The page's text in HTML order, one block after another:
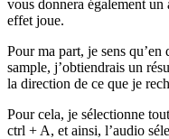
vous donnera également un
effet joue.
Pour ma part, je sens
sample, j’obtiendrais un
la direction de ce que je
Pour cela, je sélectionne
ctrl + A, et ainsi, l’audio